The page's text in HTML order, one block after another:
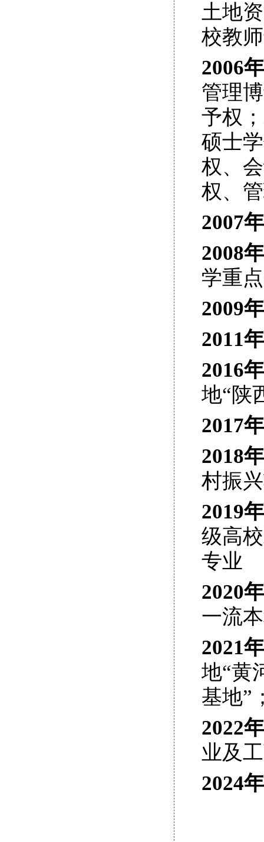
土地
校教
2006
管理
予权
硕士
权、
权、
2007
2008
学重
2009
2011
2016
地“陕
2017
2018
村振
2019
级高
专业
2020
一流
2021
地“黄
基地”
2022
业及
2024